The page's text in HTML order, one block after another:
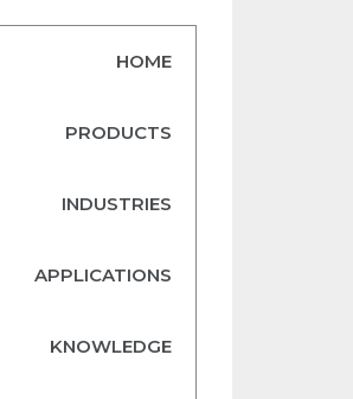
HOME
PRODUCTS
INDUSTRIES
APPLICATIONS
KNOWLEDGE